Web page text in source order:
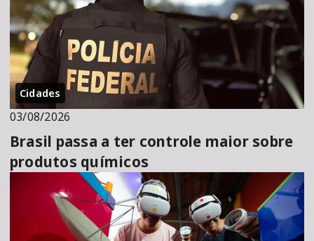
Cidades
03/08/2026
Brasil passa a ter controle maior sobre
produtos químicos